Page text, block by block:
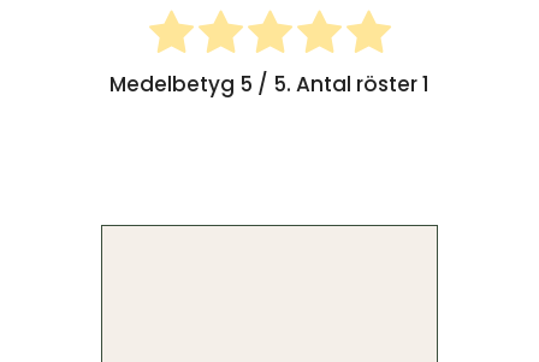
Medelbetyg 5 / 5. Antal röster1